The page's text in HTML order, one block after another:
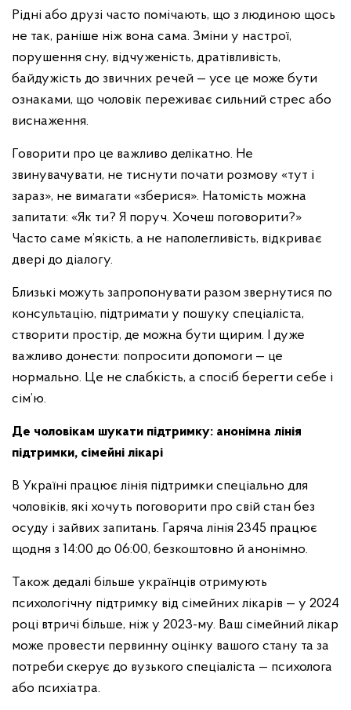
Рідні або друзі часто помічають, що з людиною щось
не так, раніше ніж вона сама. Зміни у настрої,
порушення сну, відчуженість, дратівливість,
байдужість до звичних речей — усе це може бути
ознаками, що чоловік переживає сильний стрес або
виснаження.
Говорити про це важливо делікатно. Не
звинувачувати, не тиснути почати розмову «тут і
зараз», не вимагати «зберися». Натомість можна
запитати: «Як ти? Я поруч. Хочеш поговорити?»
Часто саме м’якість, а не наполегливість, відкриває
двері до діалогу.
Близькі можуть запропонувати разом звернутися по
консультацію, підтримати у пошуку спеціаліста,
створити простір, де можна бути щирим. І дуже
важливо донести: попросити допомоги — це
нормально. Це не слабкість, а спосіб берегти себе і
сім’ю.
Де чоловікам шукати підтримку: анонімна лінія
підтримки, сімейні лікарі
В Україні працює лінія підтримки спеціально для
чоловіків, які хочуть поговорити про свій стан без
осуду і зайвих запитань. Гаряча лінія 2345 працює
щодня з 14:00 до 06:00, безкоштовно й анонімно.
Також дедалі більше українців отримують
психологічну підтримку від сімейних лікарів — у 2024
році втричі більше, ніж у 2023-му. Ваш сімейний лікар
може провести первинну оцінку вашого стану та за
потреби скерує до вузького спеціаліста — психолога
або психіатра.